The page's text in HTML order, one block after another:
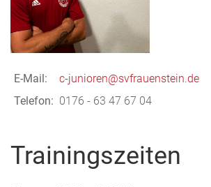
E-Mail:
c-junioren@svfrauenstein.de
Telefon: 0176 - 63 47 67 04
Trainingszeiten